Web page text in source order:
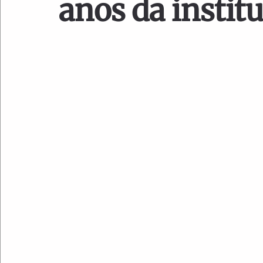
anos da